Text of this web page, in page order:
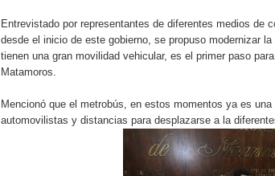
Entrevistado por representantes de diferentes medios de
desde el inicio de este gobierno, se propuso modernizar
tienen una gran movilidad vehicular, es el primer paso
Matamoros.
Mencionó que el metrobús, en estos momentos ya es
automovilistas y distancias para desplazarse a la